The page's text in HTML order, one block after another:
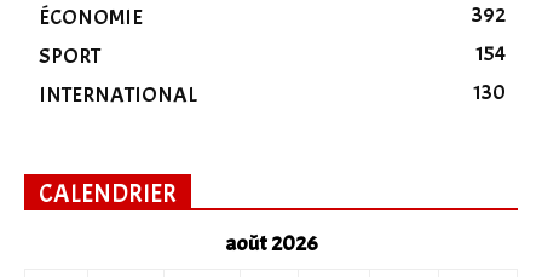
ÉCONOMIE
392
SPORT
154
INTERNATIONAL
130
CALENDRIER
août 2026